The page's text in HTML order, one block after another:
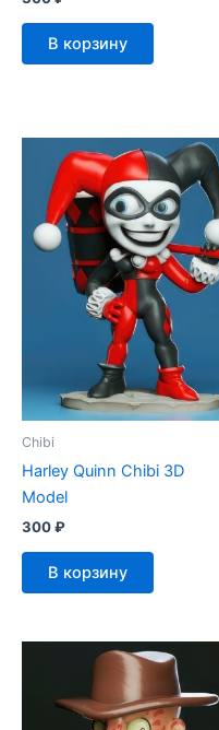
В корзину
Chibi
Harley Quinn Chibi 3D
Model
300₽
В корзину